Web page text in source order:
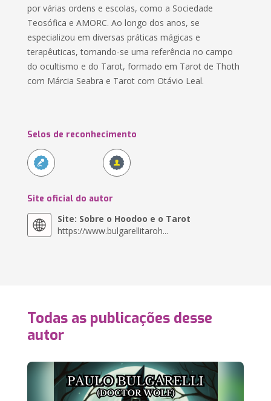
por várias ordens e escolas, como a Sociedade
Teosófica e AMORC. Ao longo dos anos, se
especializou em diversas práticas mágicas e
terapêuticas, tornando-se uma referência no campo
do ocultismo e do Tarot, formado em Tarot de Thoth
com Márcia Seabra e Tarot com Otávio Leal.
Selos de reconhecimento
Site oficial do autor
Site: Sobre o Hoodoo e o Tarot
https://www.bulgarellitaroh...
Todas as publicações desse
autor